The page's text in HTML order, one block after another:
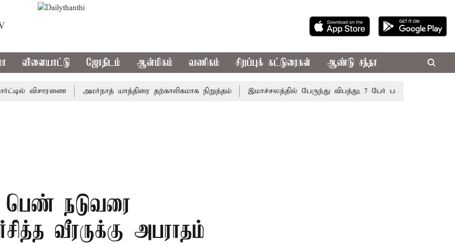
விளையாட்டு ஜோதிடம் ஆன்மிகம் வணிகம் சிறப்புக் கட்டுரைகள் ஆண்டு சந்தா
விசாரணை அமர்நாத் யாத்திரை தற்காலிகமாக நிறுத்தம் இமாச்சலத்தில் பேருந்து விபத்து; 7 பேர் பலி - பிரதமர் மோடி
பெண் நடுவரை
வீரருக்கு அபராதம்